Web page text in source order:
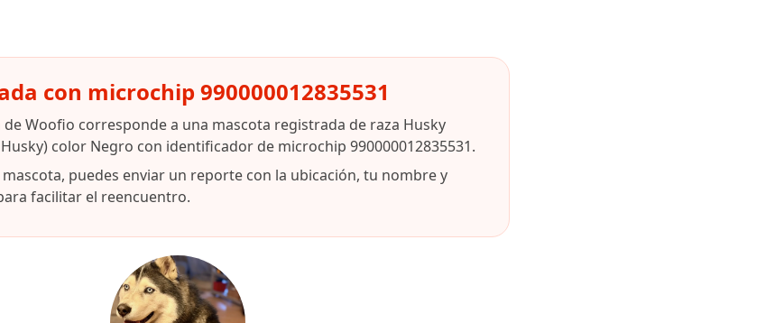
con microchip 990000012835531
de Woofio corresponde a una mascota registrada de raza Husky
color Negro con identificador de microchip 990000012835531.
puedes enviar un reporte con la ubicación, tu nombre y
facilitar el reencuentro.